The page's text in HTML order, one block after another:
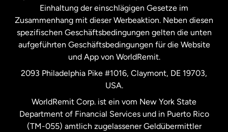
Spanien
Vereinigte Staaten English
Vereinigte Staaten
Vereinigtes Königreich
Einhaltung der einschlägigen Gesetze im
Zusammenhang mit dieser Werbeaktion. Neben diesen
spezifischen Geschäftsbedingungen gelten die unten
aufgeführten Geschäftsbedingungen für die Website
und App von WorldRemit.
2093 Philadelphia Pike #1016, Claymont, DE 19703,
USA.
WorldRemit Corp. ist ein vom New York State
Department of Financial Services und in Puerto Rico
(TM-055) amtlich zugelassener Geldübermittler